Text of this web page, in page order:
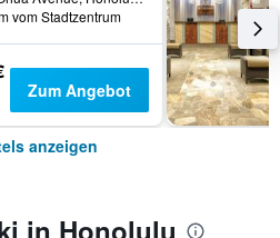
vom Stadtzentrum
Zum Angebot
anzeigen
in Honolulu